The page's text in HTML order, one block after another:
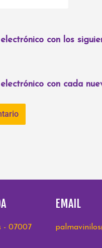
con los
con cada
- 07007
EMAIL